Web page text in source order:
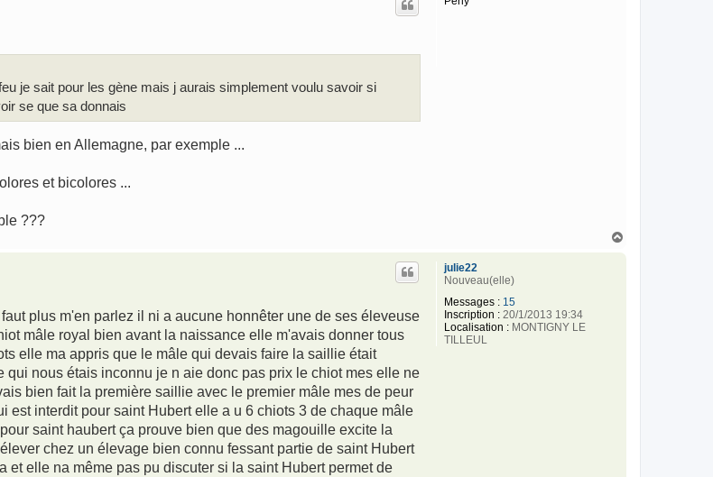
je sait pour les gène mais j aurais simplement voulu savoir si
se que sa donnais
bien en Allemagne, par exemple ...
et bicolores ...
???
julie22
Nouveau(elle)
Messages : 15
Inscription : 20/1/2013 19:34
Localisation : MONTIGNY LE
TILLEUL
plus m'en parlez il ni a aucune honnêter une de ses éleveuse
mâle royal bien avant la naissance elle m'avais donner tous
elle ma appris que le mâle qui devais faire la saillie était
nous étais inconnu je n aie donc pas prix le chiot mes elle ne
bien fait la première saillie avec le premier mâle mes de peur
interdit pour saint Hubert elle a u 6 chiots 3 de chaque mâle
saint haubert ça prouve bien que des magouille excite la
chez un élevage bien connu fessant partie de saint Hubert
elle na même pas pu discuter si la saint Hubert permet de